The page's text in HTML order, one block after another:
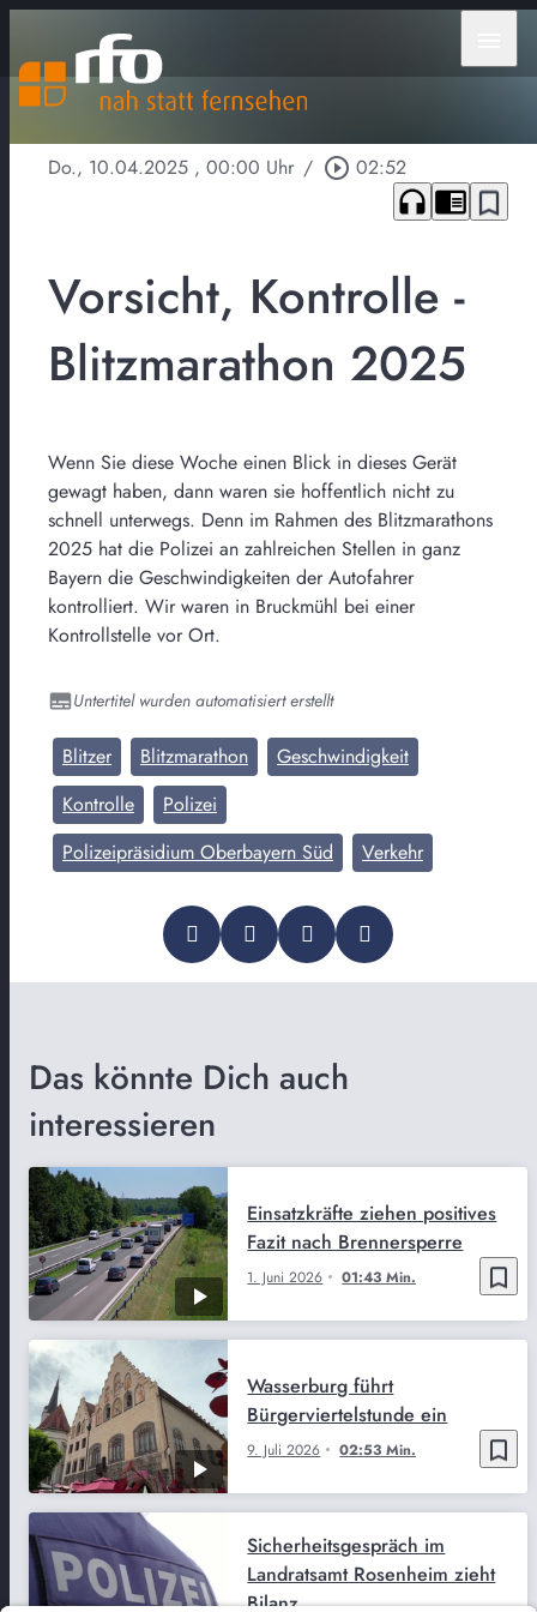
Do., 10.04.2025 , 00:00 Uhr / play_circle_outline 02:52
headphones chrome_reader_mode bookmark_border
Vorsicht, Kontrolle -
Blitzmarathon 2025
Wenn Sie diese Woche einen Blick in dieses Gerät
gewagt haben, dann waren sie hoffentlich nicht zu
schnell unterwegs. Denn im Rahmen des Blitzmarathons
2025 hat die Polizei an zahlreichen Stellen in ganz
Bayern die Geschwindigkeiten der Autofahrer
kontrolliert. Wir waren in Bruckmühl bei einer
Kontrollstelle vor Ort.
Untertitel wurden automatisiert erstellt
Blitzer Blitzmarathon
Geschwindigkeit
Kontrolle
Polizei
Polizeipräsidium Oberbayern Süd
Verkehr
Das könnte Dich auch
interessieren
bookmark_border
1. Juni 2026 01:43 Min.
Einsatzkräfte ziehen positives
Fazit nach Brennersperre
bookmark_border
9. Juli 2026 02:53 Min.
Wasserburg führt
Bürgerviertelstunde ein
Sicherheitsgespräch im
Landratsamt Rosenheim zieht
Bilanz